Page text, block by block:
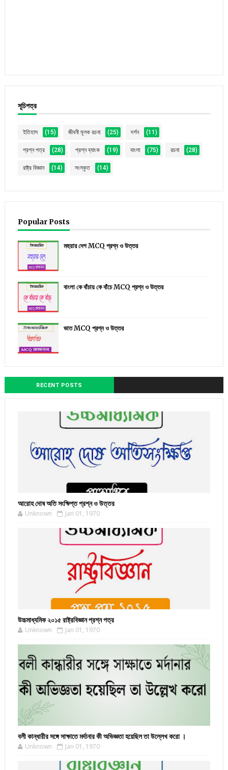
সূচিপত্র
ইতিহাস (15) জীবনী মূলক রচনা (25) দর্শন (11)
প্রশ্ন পত্র (28) প্রশ্ন ব্যাংক (19) বাংলা (75) রচনা (28)
রাষ্ট্র বিজ্ঞান (14) সংস্কৃত (14)
Popular Posts
মহুয়ার দেশ MCQ প্রশ্ন ও উত্তর
বাংলা কে বাঁচায় কে বাঁচে MCQ প্রশ্ন ও উত্তর
ভাত MCQ প্রশ্ন ও উত্তর
RECENT POSTS
আরোহ দোষ অতি সংক্ষিপ্ত প্রশ্ন ও উত্তর
Unknown Jan 01, 1970
উচ্চমাধ্যমিক ২০১৫ রাষ্ট্রবিজ্ঞান প্রশ্ন পত্র
Unknown Jan 01, 1970
বলী কান্ধারীর সঙ্গে সাক্ষাতে মর্দানার কী অভিজ্ঞতা হয়েছিল তা উল্লেখ করো ।
Unknown Jan 01, 1970